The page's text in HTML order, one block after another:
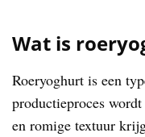
Wat is
Roeryoghurt is een
productieproces
en romige textuur